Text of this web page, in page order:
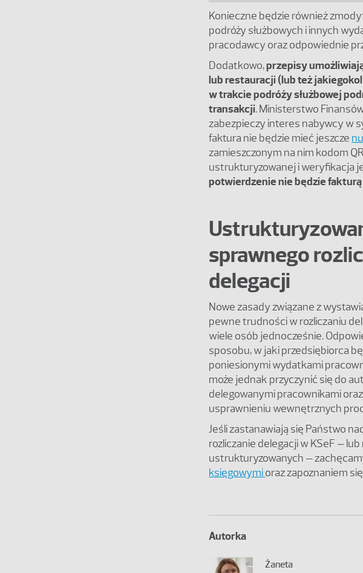
Konieczne będzie również
podróży służbowych i innych
pracodawcy oraz odpowiednie
Dodatkowo,przepisy
lub restauracji (lub też
w trakcie podróży służbowej
transakcji. Ministerstwo
zabezpieczy interes nabywcy w
faktura nie będzie mieć jeszcze
zamieszczonym na nim kodom
ustrukturyzowanej i weryfikacja
potwierdzenie nie będzie
sprawnego
delegacji
Nowe zasady związane z
pewne trudności w rozliczaniu
wiele osób jednocześnie.
sposobu, w jaki przedsiębiorca
poniesionymi wydatkami
może jednak przyczynić się do
delegowanymi pracownikami
usprawnieniu wewnętrznych
Jeśli zastanawiają się Państwo
rozliczanie delegacji w KSeF –
ustrukturyzowanych –
księgowymioraz zapoznaniem
Autorka
Żaneta